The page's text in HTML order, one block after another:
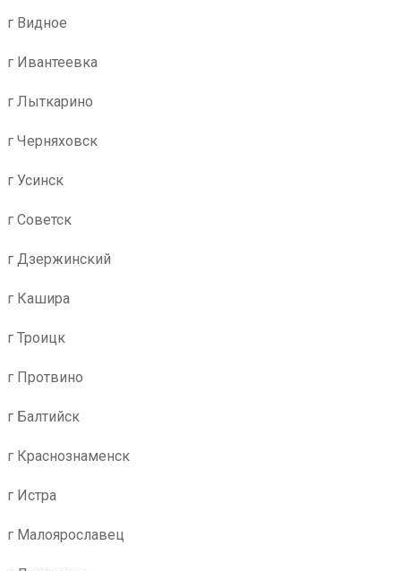
г Видное
г Ивантеевка
г Лыткарино
г Черняховск
г Усинск
г Советск
г Дзержинский
г Кашира
г Троицк
г Протвино
г Балтийск
г Краснознаменск
г Истра
г Малоярославец